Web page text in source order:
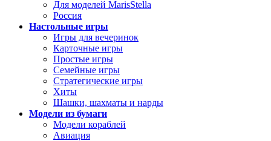
Для моделей MarisStella
Россия
Настольные игры
Игры для вечеринок
Карточные игры
Простые игры
Семейные игры
Стратегические игры
Хиты
Шашки, шахматы и нарды
Модели из бумаги
Модели кораблей
Авиация